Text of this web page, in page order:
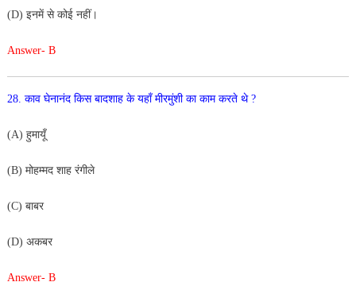
(D) इनमें से कोई नहीं।
Answer- B
28. काव घेनानंद किस बादशाह के यहाँ मीरमुंशी का काम करते थे ?
(A) हुमायूँ
(B) मोहम्मद शाह रंगीले
(C) बाबर
(D) अकबर
Answer- B